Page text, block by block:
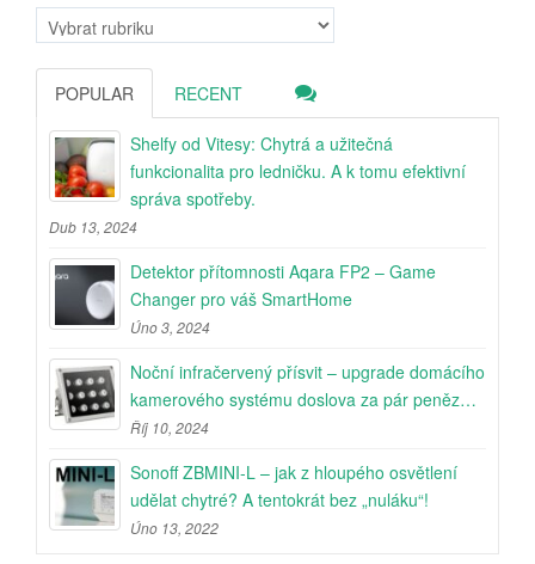
Rubriky
POPULAR RECENT
Shelfy od Vitesy: Chytrá a užitečná
funkcionalita pro ledničku. A k tomu efektivní
správa spotřeby.
Dub 13, 2024
Detektor přítomnosti Aqara FP2 – Game
Changer pro váš SmartHome
Úno 3, 2024
Noční infračervený přísvit – upgrade domácího
kamerového systému doslova za pár peněz…
Říj 10, 2024
Sonoff ZBMINI-L – jak z hloupého osvětlení
udělat chytré? A tentokrát bez „nuláku“!
Úno 13, 2022